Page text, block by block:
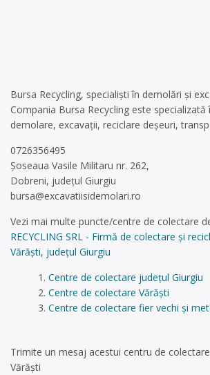
Bursa Recycling, specialiști în demolări și
Compania Bursa Recycling este specializată
demolare, excavații, reciclare deșeuri,
0726356495
Șoseaua Vasile Militaru nr. 262,
Dobreni, județul Giurgiu
bursa@excavatiisidemolari.ro
Vezi mai multe puncte/centre de colectare
RECYCLING SRL - Firmă de colectare și
Vărăști, județul Giurgiu
Centre de colectare județul Giurgiu
Centre de colectare Vărăști
Centre de colectare fier vechi și
Trimite un mesaj acestui centru de
Vărăști